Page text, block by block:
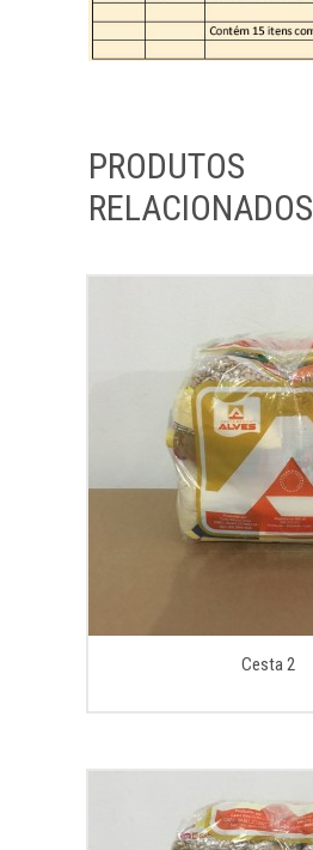
PRODUTOS
RELACIONADOS
Cesta 2